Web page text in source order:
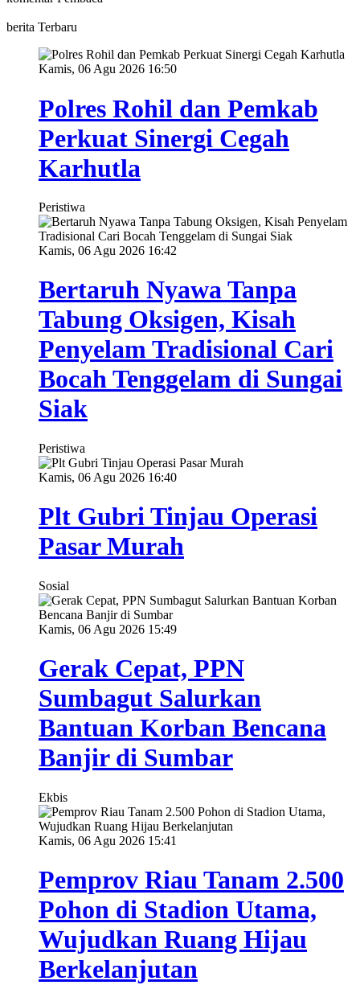
berita Terbaru
Kamis, 06 Agu 2026 16:50
Polres Rohil dan Pemkab
Perkuat Sinergi Cegah
Karhutla
Peristiwa
Kamis, 06 Agu 2026 16:42
Bertaruh Nyawa Tanpa
Tabung Oksigen, Kisah
Penyelam Tradisional Cari
Bocah Tenggelam di Sungai
Siak
Peristiwa
Kamis, 06 Agu 2026 16:40
Plt Gubri Tinjau Operasi
Pasar Murah
Sosial
Kamis, 06 Agu 2026 15:49
Gerak Cepat, PPN
Sumbagut Salurkan
Bantuan Korban Bencana
Banjir di Sumbar
Ekbis
Kamis, 06 Agu 2026 15:41
Pemprov Riau Tanam 2.500
Pohon di Stadion Utama,
Wujudkan Ruang Hijau
Berkelanjutan